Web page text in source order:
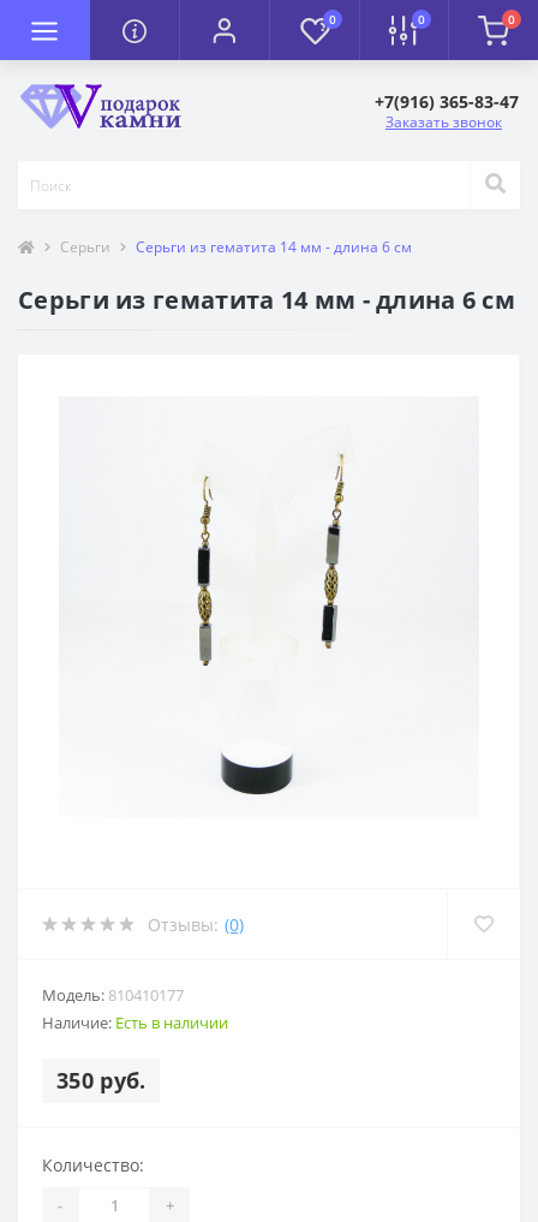
0 0 0
+7(916) 365-83-47
Заказать звонок
Серьги Серьги из гематита 14 мм - длина 6 см
Серьги из гематита 14 мм - длина 6 см
Отзывы: (0)
Модель: 810410177
Наличие: Есть в наличии
350 руб.
Количество:
- +